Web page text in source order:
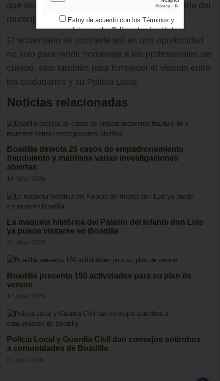
que desempeña la Policía Local en la vida diaria del
municipio.
El aniversario se convierte así en una oportunidad
no solo para rendir homenaje a los profesionales del
cuerpo, sino también para fortalecer el vínculo entre
los ciudadanos y su Policía Local.
Noticias relacionadas
Boadilla detecta 25 casos de empadronamiento
fraudulento y mantiene varias investigaciones
abiertas
14 Mayo 2026
La maqueta histórica del Palacio del Infante don Luis
ya puede visitarse en Boadilla
25 Mayo 2026
Boadilla presenta 150 actividades para su plan de
verano
12 Junio 2026
Policía Local y Guardia Civil dan consejos antirobos
a comunidades de Boadilla
01 Julio 2026
Estoy de acuerdo con los Términos y
condicionesy losPolítica de privacidad